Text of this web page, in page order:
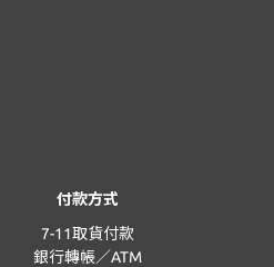
付款方式
7-11取貨付款
銀行轉帳／ATM